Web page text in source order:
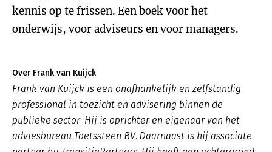
kennis op te frissen. Een boek voor het
onderwijs, voor adviseurs en voor managers.
Over Frank van Kuijck
Frank van Kuijck is een onafhankelijk en zelfstandig
professional in toezicht en advisering binnen de
publieke sector. Hij is oprichter en eigenaar van het
adviesbureau Toetssteen BV. Daarnaast is hij associate